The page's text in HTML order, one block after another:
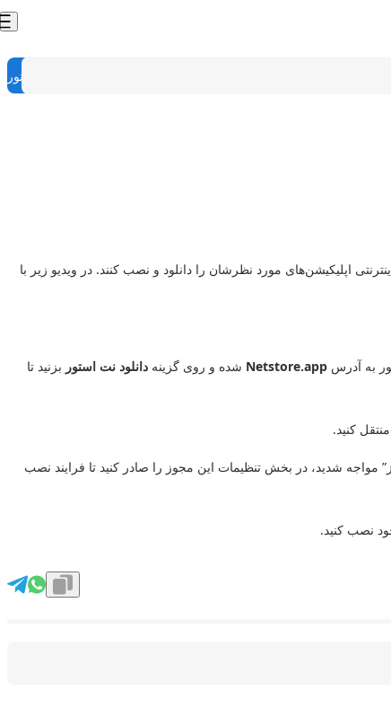
نت استور
اپلیکیشن‌های مورد نظرشان را دانلود و نصب کنند. در ویدیو زیر با
به آدرس Netstore.app شده و روی گزینه دانلود نت استور بزنید تا
کنید.
مواجه شدید، در بخش تنظیمات این مجوز را صادر کنید تا فرایند نصب
نصب کنید.